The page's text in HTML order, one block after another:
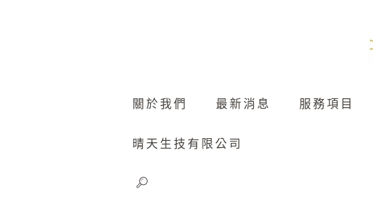
關於我們 最新消息 服務項目
晴天生技有限公司